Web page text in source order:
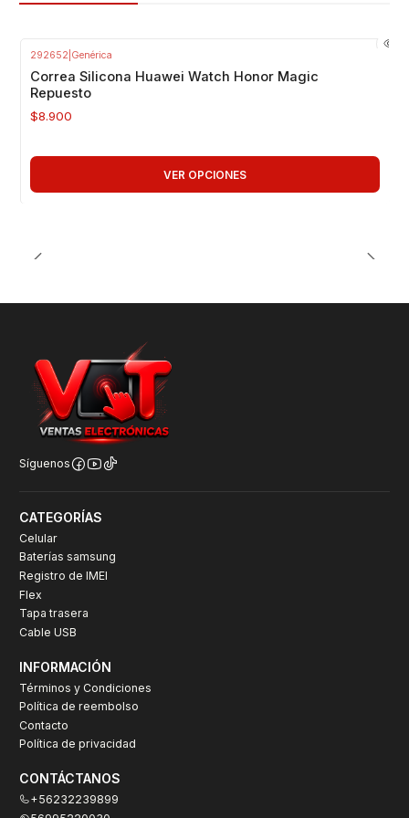
Para Haylou RT2 / RT
1 correa de silicona según color elegido
292652 Genérica
Correa Silicona Huawei Watch Honor Magic
Repuesto
$8.900
VER OPCIONES
Síguenos
CATEGORÍAS
Celular
Baterías samsung
Registro de IMEI
Flex
Tapa trasera
Cable USB
INFORMACIÓN
Términos y Condiciones
Política de reembolso
Contacto
Política de privacidad
CONTÁCTANOS
+56232239899